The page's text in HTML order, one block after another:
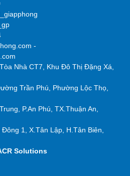
-
Nhà CT7, Khu Đô Thị Đặng Xá,
Trần Phú, Phường Lộc Thọ,
P.An Phú, TX.Thuận An,
1, X.Tân Lập, H.Tân Biên,
Solutions